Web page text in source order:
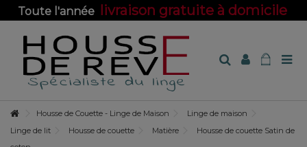
Toute l'année livraison gratuite à domicile
Housse de Couette - Linge de Maison
Linge de maison
Linge de lit
Housse de couette Matière
Housse de couette Satin de